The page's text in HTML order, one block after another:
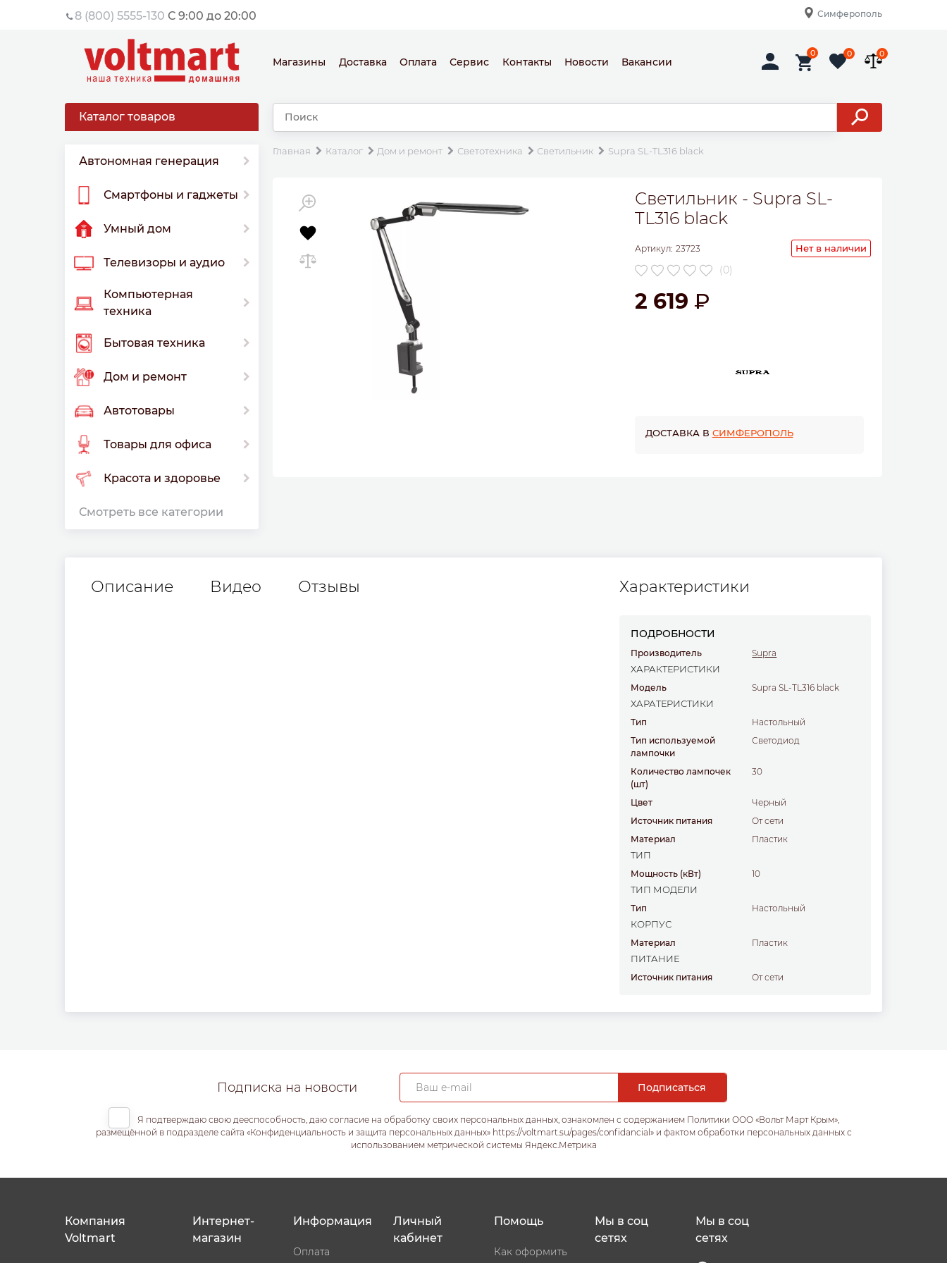
8 (800) 5555-130 С 9:00 до 20:00 Симферополь
Магазины Доставка Оплата Сервис Контакты Новости Вакансии
0 0 0
Каталог товаров
Автономная генерация
Смартфоны и гаджеты
Умный дом
Телевизоры и аудио
Компьютерная
техника
Бытовая техника
Дом и ремонт
Автотовары
Товары для офиса
Красота и здоровье
Смотреть все категории
Главная Каталог Дом и ремонт Светотехника Светильник Supra SL-TL316 black
Светильник - Supra SL-
TL316 black
Артикул: 23723 Нет в наличии
(0)
2 619
ДОСТАВКА В СИМФЕРОПОЛЬ
Описание Видео Отзывы Характеристики
ПОДРОБНОСТИ
Производитель Supra
ХАРАКТЕРИСТИКИ
Модель Supra SL-TL316 black
ХАРАТЕРИСТИКИ
Тип
настольный
Тип используемой
лампочки
светодиод
Количество лампочек
(шт)
30
Цвет
черный
Источник питания
от сети
Материал
пластик
ТИП
Мощность (кВт) 10
ТИП МОДЕЛИ
Тип настольный
КОРПУС
Материал пластик
ПИТАНИЕ
Источник питания от сети
Подписка на новости
Я подтверждаю свою дееспособность, даю согласие на обработку своих персональных данных, ознакомлен с содержанием Политики ООО «Вольт Март Крым»,
размещённой в подразделе сайта «Конфиденциальность и защита персональных данных» https://voltmart.su/pages/confidancial» и фактом обработки персональных данных с
использованием метрической системы Яндекс.Метрика
Компания
Voltmart
Интернет-
магазин
Информация
Оплата
Личный
кабинет
Помощь
Как оформить
Мы в соц
сетях
Мы в соц
сетях